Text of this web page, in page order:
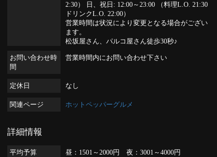
2:30） 日、祝日: 12:00～23:00 （料理L.O. 21:30
ドリンクL.O. 22:00）
営業時間は状況により変更となる場合がござい
ます。
松坂屋さん、パルコ屋さん徒歩30秒♪
お問い合わせ時
間
営業時間内にお問い合わせ下さい
定休日 なし
関連ページ ホットペッパーグルメ
詳細情報
平均予算 昼：1501～2000円 夜：3001～4000円